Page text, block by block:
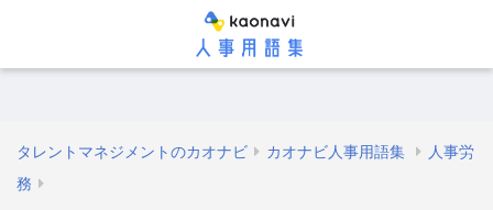
タレントマネジメントのカオナビ カオナビ人事用語集
人事労
務